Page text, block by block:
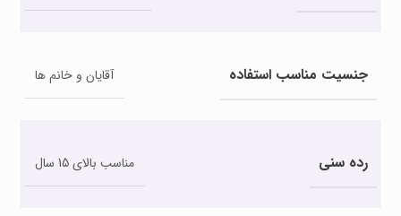
جنسیت مناسب استفاده آقایان و خانم ها
رده سنی مناسب بالای 15 سال